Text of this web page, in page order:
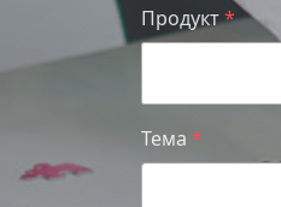
Продукт
Тема